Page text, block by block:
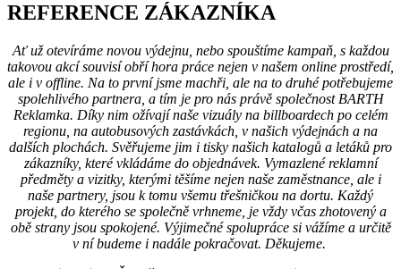
REFERENCE ZÁKAZNÍKA
Ať už otevíráme novou výdejnu, nebo spouštíme kampaň, s každou
takovou akcí souvisí obří hora práce nejen v našem online prostředí,
ale i v offline. Na to první jsme machři, ale na to druhé potřebujeme
spolehlivého partnera, a tím je pro nás právě společnost BARTH
Reklamka. Díky nim ožívají naše vizuály na billboardech po celém
regionu, na autobusových zastávkách, v našich výdejnách a na
dalších plochách. Svěřujeme jim i tisky našich katalogů a letáků pro
zákazníky, které vkládáme do objednávek. Vymazlené reklamní
předměty a vizitky, kterými těšíme nejen naše zaměstnance, ale i
naše partnery, jsou k tomu všemu třešničkou na dortu. Každý
projekt, do kterého se společně vrhneme, je vždy včas zhotovený a
obě strany jsou spokojené. Výjimečné spolupráce si vážíme a určitě
v ní budeme i nadále pokračovat. Děkujeme.